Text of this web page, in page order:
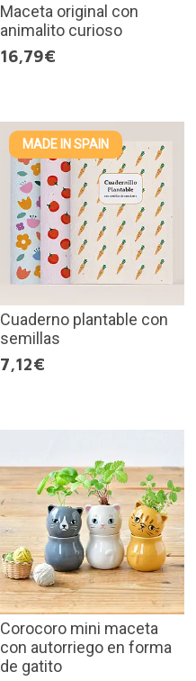
Maceta original con
animalito curioso
16,79€
MADE IN SPAIN
Cuaderno plantable con
semillas
7,12€
Corocoro mini maceta
con autorriego en forma
de gatito